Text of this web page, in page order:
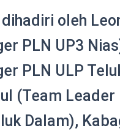
oleh
PLN UP3
PLN ULP
(Team Leader
Dalam),